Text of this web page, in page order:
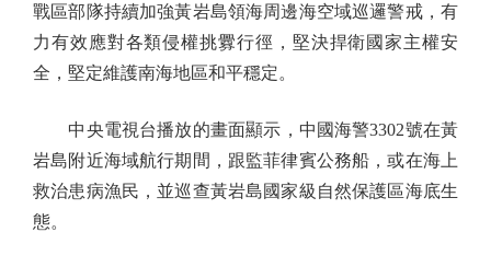
戰區部隊持續加強黃岩島領海周邊海空域巡邏警戒，有
力有效應對各類侵權挑釁行徑，堅決捍衛國家主權安
全，堅定維護南海地區和平穩定。
中央電視台播放的畫面顯示，中國海警3302號在黃
岩島附近海域航行期間，跟監菲律賓公務船，或在海上
救治患病漁民，並巡查黃岩島國家級自然保護區海底生
態。